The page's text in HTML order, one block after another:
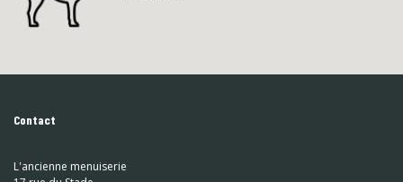
Contact
L'ancienne menuiserie